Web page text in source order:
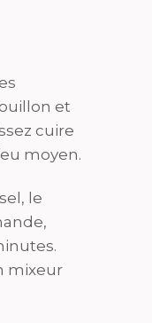
et
cuire
moyen.
le
mixeur